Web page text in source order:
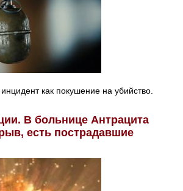
как покушение на убийство.
В больнице Антрацита
есть пострадавшие